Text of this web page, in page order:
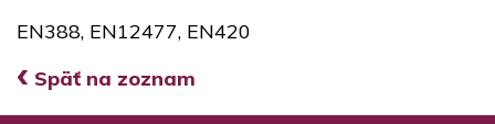
EN388, EN12477, EN420
‹ Späť na zoznam